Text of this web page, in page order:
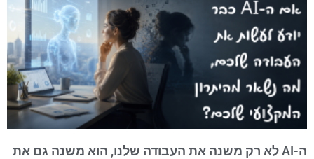
ה-AI לא רק משנה את העבודה שלנו, הוא משנה גם את